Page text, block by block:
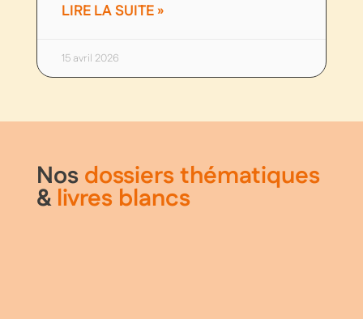
LIRE LA SUITE »
15 avril 2026
Nosdossiers thématiques
&livres blancs